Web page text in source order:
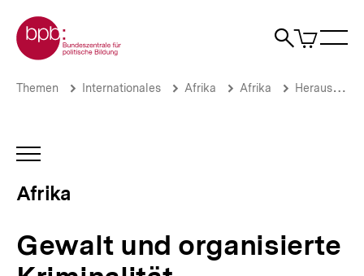
zum
Seiteninhalt
springen
Zur Startseite der bpb
Suche
Artikel
im
Gewalt
Afrika
bpb.de
Brotkrümelnavigation
Pfadnavigation
Themen Internationales Afrika Afrika Herausforderungen
INHALTSNAVIGATION
Afrika
Gewalt und organisierte